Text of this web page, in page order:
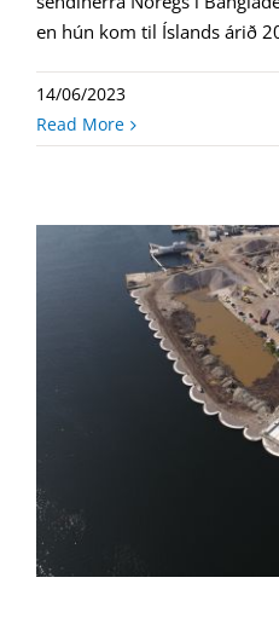
en hún kom til Íslands árið
14/06/2023
Read More